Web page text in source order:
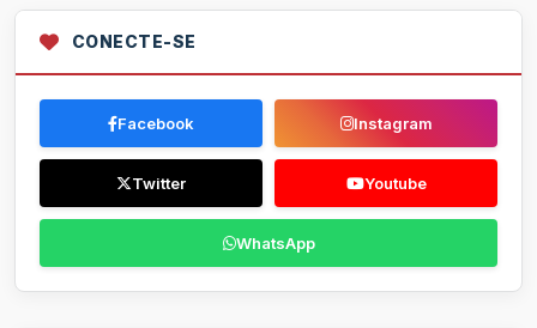
CONECTE-SE
Facebook Instagram
Twitter Youtube
WhatsApp